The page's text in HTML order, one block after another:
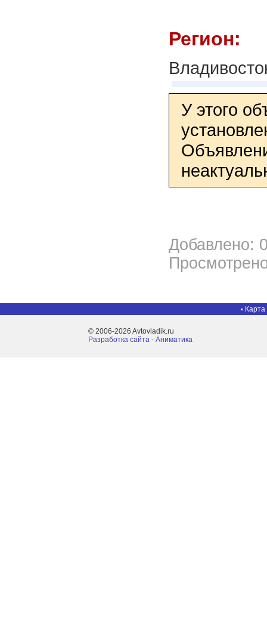
Регион:
У этого
Добавлено:
Карта
© 2006-2026 Avtovladik.ru
Разработка сайта - Aниматика